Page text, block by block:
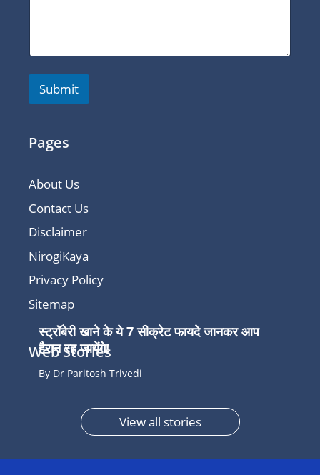
Submit
Pages
About Us
Contact Us
Disclaimer
NirogiKaya
Privacy Policy
Sitemap
Web Stories
स्ट्रॉबेरी खाने के ये 7 सीक्रेट फायदे जानकर आप
हैरान रह जायेंगे!
By Dr Paritosh Trivedi
View all stories